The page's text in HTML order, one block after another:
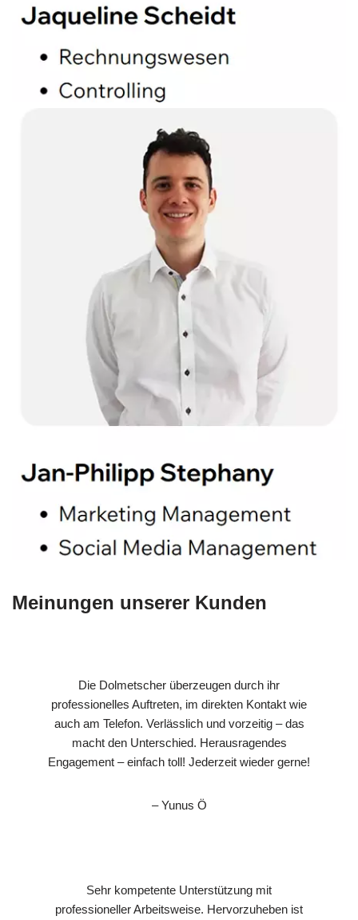
Meinungen unserer Kunden
Die Dolmetscher überzeugen durch ihr
professionelles Auftreten, im direkten Kontakt wie
auch am Telefon. Verlässlich und vorzeitig – das
macht den Unterschied. Herausragendes
Engagement – einfach toll! Jederzeit wieder gerne!
– Yunus Ö
Sehr kompetente Unterstützung mit
professioneller Arbeitsweise. Hervorzuheben ist